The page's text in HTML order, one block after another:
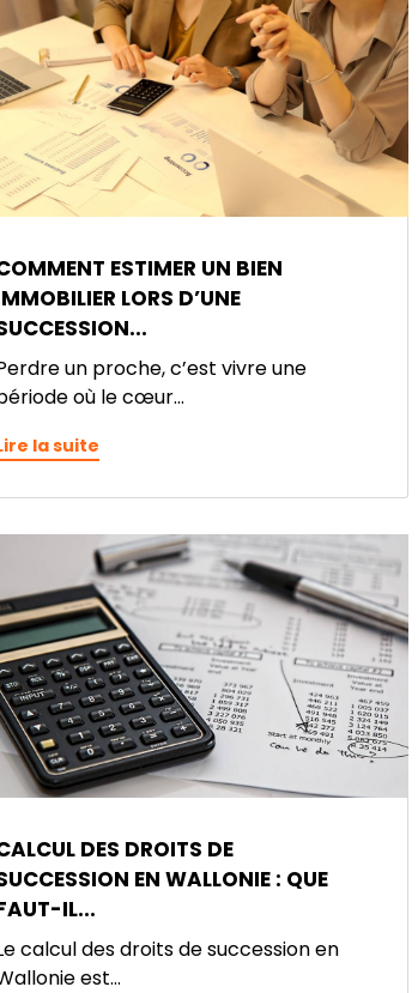
ESTIMER UN BIEN
LORS D’UNE
un proche, c’est vivre une
où le cœur...
la suite
DES DROITS DE
EN WALLONIE : QUE
IL...
calcul des droits de succession en
est...